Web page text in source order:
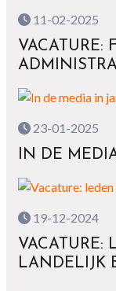
11-02-2025
VACATURE:
23-01-2025
IN DE
19-12-2024
VACATURE:
LANDELIJK